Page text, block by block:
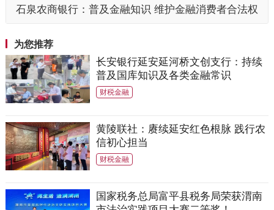
石泉农商银行：普及金融知识 维护金融消费者合法权
为您推荐
长安银行延安延河桥文创支行：持续
普及国库知识及各类金融常识
财税金融
黄陵联社：赓续延安红色根脉 践行农
信初心担当
财税金融
国家税务总局富平县税务局荣获渭南